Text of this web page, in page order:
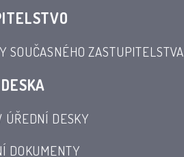
SOUČASNÉHO ZASTUPITELSTVA
ÚŘEDNÍ DESKY
DOKUMENTY